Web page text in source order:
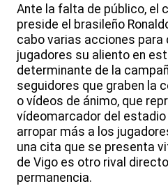
Ante la falta de público, el
preside el brasileño
cabo varias acciones para
jugadores su aliento en
determinante de la
seguidores que graben la
o vídeos de ánimo, que
vídeomarcador del
arropar más a los
una cita que se presenta
de Vigo es otro rival
permanencia.